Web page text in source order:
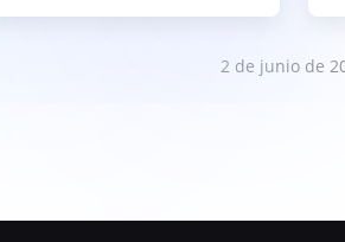
2 de junio de